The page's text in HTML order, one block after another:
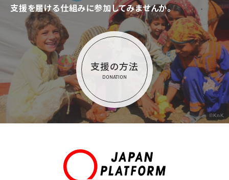
支援を届ける仕組みに参加してみませんか。
支援の方法
DONATION
©KnK